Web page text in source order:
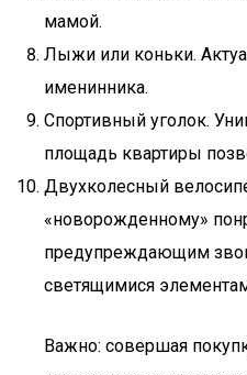
мамой.
Лыжи или коньки.
именинника.
Спортивный уголок.
площадь квартиры
Двухколесный
«новорожденному»
предупреждающим
светящимися
Важно: совершая